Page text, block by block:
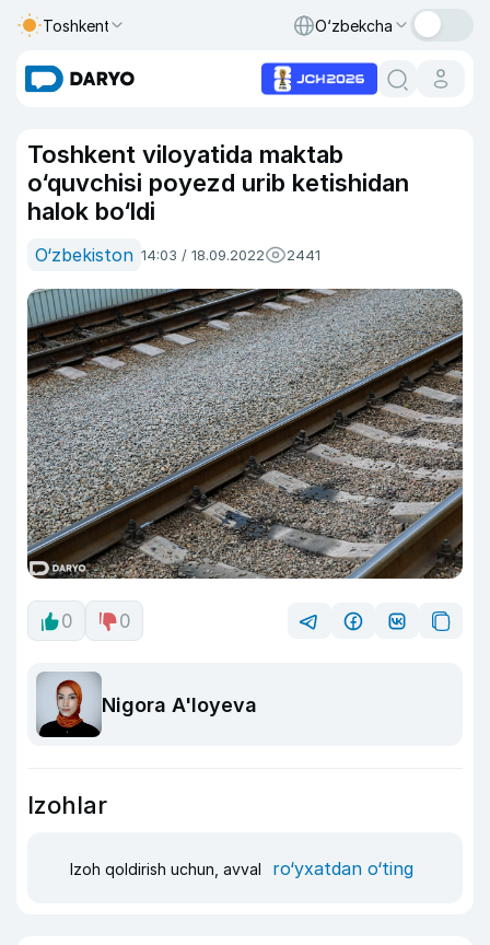
Toshkent O‘zbekcha
Toshkent viloyatida maktab
o‘quvchisi poyezd urib ketishidan
halok bo‘ldi
O‘zbekiston 14:03 / 18.09.2022 2441
0 0
Nigora A'loyeva
Izohlar
Izoh qoldirish uchun, avval ro‘yxatdan o‘ting